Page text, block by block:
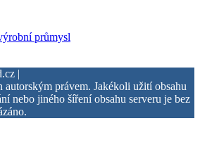
průmysl
|
autorským právem. Jakékoli užití obsahu
nebo jiného šíření obsahu serveru je bez